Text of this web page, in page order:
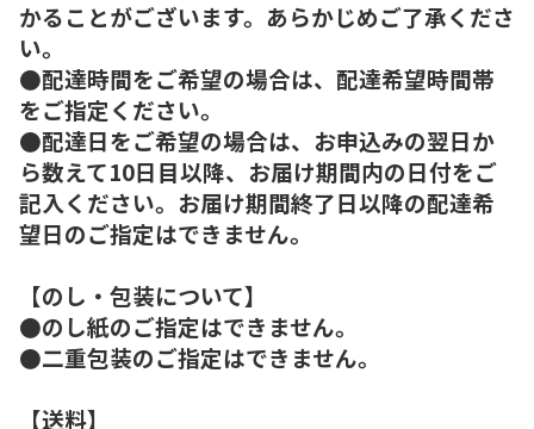
かることがございます。あらかじめご了承くださ
い。
●配達時間をご希望の場合は、配達希望時間帯
をご指定ください。
●配達日をご希望の場合は、お申込みの翌日か
ら数えて10日目以降、お届け期間内の日付をご
記入ください。お届け期間終了日以降の配達希
望日のご指定はできません。
【のし・包装について】
●のし紙のご指定はできません。
●二重包装のご指定はできません。
【送料】